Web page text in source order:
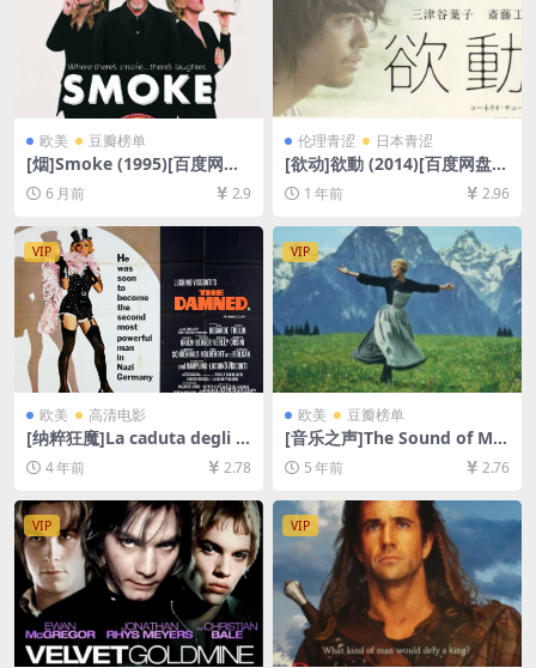
欧美 豆瓣榜单
[烟]Smoke (1995)[百度网盘
+夸克网盘1080P超清未删减
资源][网盘在线播放/下载][MP
4/7GB][中英字幕]
6 月前 2.9
伦理青涩 日本青涩
[欲动]欲動 (2014)[百度网盘
+夸克网盘1080P超清未删减
资源][网盘在线播放/下载][MP
4/6.2GB][中文字幕][视频文件
+防和谐加密压缩包]
1 年前 2.96
VIP
欧美 高清电影
[纳粹狂魔]La caduta degli d
ei (Götterdämmerung) (19
69)[百度网盘+迅雷云盘资源1
080P超清未删减][MP4/10G
B][中文字幕]
4 年前 2.78
VIP
欧美 豆瓣榜单
[音乐之声]The Sound of Mu
sic (1965)[百度网盘+迅雷云
盘资源1080P超清未删减][MP
4/11GB][中英字幕]
5 年前 2.76
VIP VIP